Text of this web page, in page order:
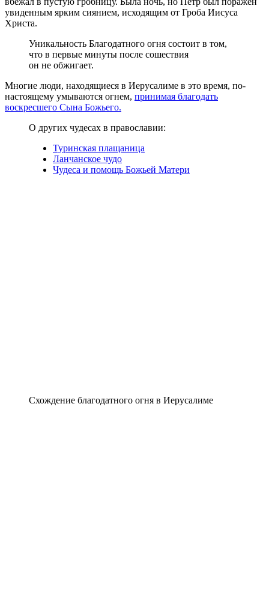
увиденным ярким сиянием, исходящим от Гроба Иисуса
Христа.
Уникальность Благодатного огня состоит в том,
что в первые минуты после сошествия
он не обжигает.
Многие люди, находящиеся в Иерусалиме в это время, по-
настоящему умываются огнем, принимая благодать
воскресшего Сына Божьего.
О других чудесах в православии:
Туринская плащаница
Ланчанское чудо
Чудеса и помощь Божьей Матери
Схождение благодатного огня в Иерусалиме